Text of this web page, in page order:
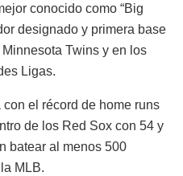
conocido como “Big
designado y primera base
Twins y en los
Ligas.
el récord de home runs
de los Red Sox con 54 y
batear al menos 500
MLB.